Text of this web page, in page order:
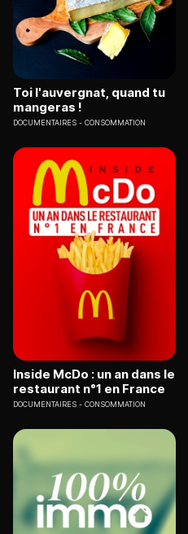
Toi l'auvergnat, quand tu
mangeras !
DOCUMENTAIRES CONSOMMATION
Inside McDo : un an dans le
restaurant n°1 en France
DOCUMENTAIRES CONSOMMATION